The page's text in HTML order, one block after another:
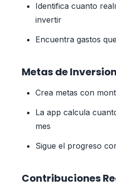
Identifica cuanto
invertir
Encuentra gastos
Metas de Inversion
Crea metas con
La app calcula
mes
Sigue el progreso
Contribuciones